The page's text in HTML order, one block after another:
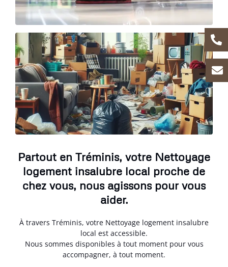
Partout en Tréminis, votre Nettoyage
logement insalubre local proche de
chez vous, nous agissons pour vous
aider.
À travers Tréminis, votre Nettoyage logement insalubre
local est accessible.
Nous sommes disponibles à tout moment pour vous
accompagner, à tout moment.